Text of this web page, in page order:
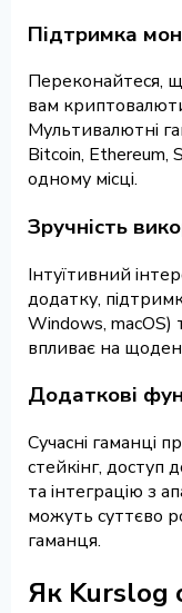
Підтримка
Переконайтеся,
вам
Мультивалютні
Bitcoin, Ethereum,
одному місці.
Зручність
Інтуїтивний
додатку,
Windows, macOS)
впливає на
Додаткові
Сучасні гаманці
стейкінг, доступ
та інтеграцію з
можуть суттєво
гаманця.
Як Kurslog